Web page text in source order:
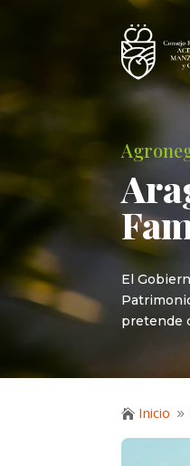
El
pretende
 Inicio 9